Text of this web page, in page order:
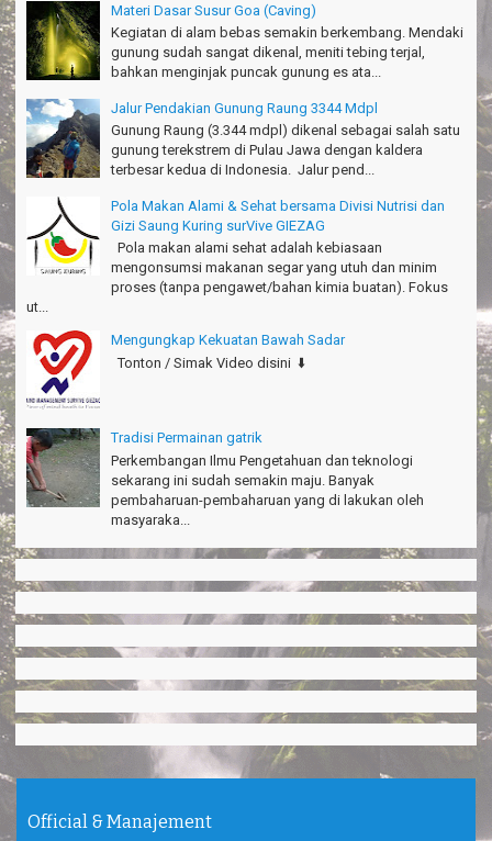
Materi Dasar Susur Goa (Caving)
Kegiatan di alam bebas semakin berkembang. Mendaki
gunung sudah sangat dikenal, meniti tebing terjal,
bahkan menginjak puncak gunung es ata...
Jalur Pendakian Gunung Raung 3344 Mdpl
Gunung Raung (3.344 mdpl) dikenal sebagai salah satu
gunung terekstrem di Pulau Jawa dengan kaldera
terbesar kedua di Indonesia. Jalur pend...
Pola Makan Alami & Sehat bersama Divisi Nutrisi dan
Gizi Saung Kuring surVive GIEZAG
Pola makan alami sehat adalah kebiasaan
mengonsumsi makanan segar yang utuh dan minim
proses (tanpa pengawet/bahan kimia buatan). Fokus
ut...
Mengungkap Kekuatan Bawah Sadar
Tonton / Simak Video disini ⬇️
Tradisi Permainan gatrik
Perkembangan Ilmu Pengetahuan dan teknologi
sekarang ini sudah semakin maju. Banyak
pembaharuan-pembaharuan yang di lakukan oleh
masyaraka...
Official & Manajement